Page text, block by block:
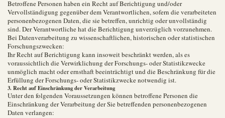
Betroffene Personen haben ein Recht auf Berichtigung und/oder
Vervollständigung gegenüber dem Verantwortlichen, sofern die verarbeiteten
personenbezogenen Daten, die sie betreffen, unrichtig oder unvollständig
sind. Der Verantwortliche hat die Berichtigung unverzüglich vorzunehmen.
Bei Datenverarbeitung zu wissenschaftlichen, historischen oder statistischen
Forschungszwecken:
Ihr Recht auf Berichtigung kann insoweit beschränkt werden, als es
voraussichtlich die Verwirklichung der Forschungs- oder Statistikzwecke
unmöglich macht oder ernsthaft beeinträchtigt und die Beschränkung für die
Erfüllung der Forschungs- oder Statistikzwecke notwendig ist.
3. Recht auf Einschränkung der Verarbeitung
Unter den folgenden Voraussetzungen können betroffene Personen die
Einschränkung der Verarbeitung der Sie betreffenden personenbezogenen
Daten verlangen: